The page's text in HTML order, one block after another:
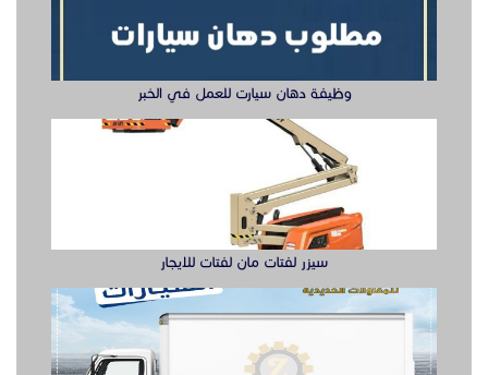
وظيفة دهان سيارت للعمل في الخبر
سيزر لفتات مان لفتات للايجار